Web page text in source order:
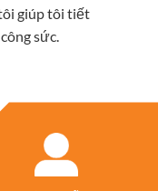
giúp tôi tiết
sức.